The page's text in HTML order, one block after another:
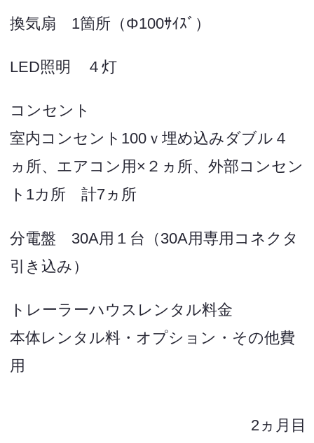
換気扇 1箇所（Φ100ｻｲｽﾞ）
LED照明 ４灯
コンセント
室内コンセント100ｖ埋め込みダブル４
ヵ所、エアコン用×２ヵ所、外部コンセン
ト1カ所 計7ヵ所
分電盤 30A用１台（30A用専用コネクタ
引き込み）
トレーラーハウスレンタル料金
本体レンタル料・オプション・その他費
用
2ヵ月目